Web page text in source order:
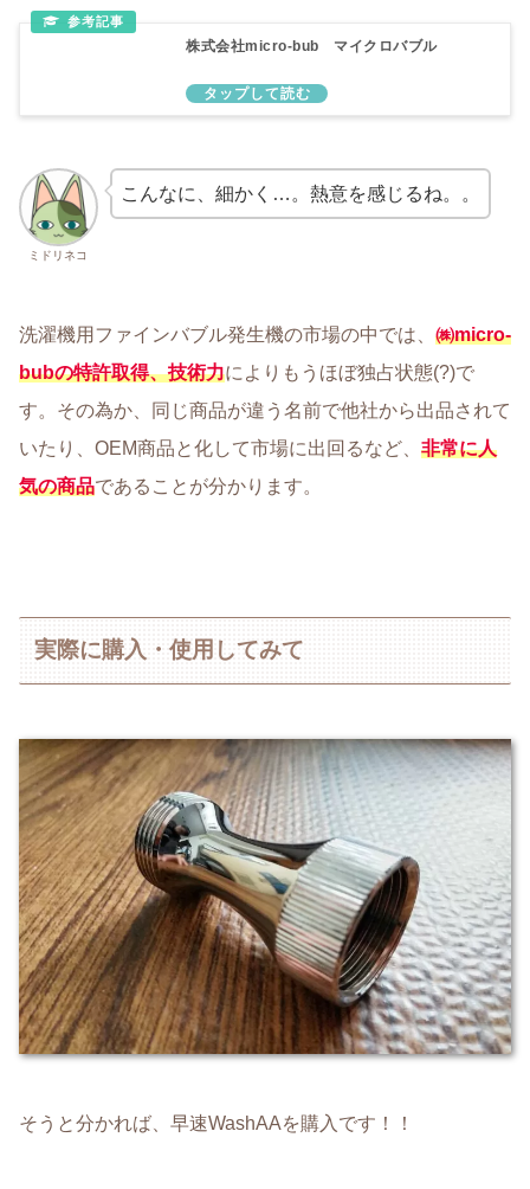
株式会社micro-bub マイクロバブル
ミドリネコ
こんなに、細かく…。熱意を感じるね。。
洗濯機用ファインバブル発生機の市場の中では、 ㈱micro-
bubの特許取得、技術力によりもうほぼ独占状態(?)で
す。その為か、同じ商品が違う名前で他社から出品されて
いたり、OEM商品と化して市場に出回るなど、 非常に人
気の商品であることが分かります。
実際に購入・使用してみて
そうと分かれば、早速WashAAを購入です！！